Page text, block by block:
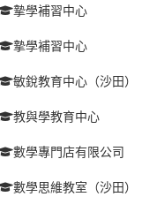
摯學補習中心
摯學補習中心
敏銳教育中心（沙田）
教與學教育中心
數學專門店有限公司
數學思維教室（沙田）